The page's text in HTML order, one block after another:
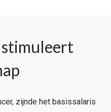
stimuleert
zijnde het basissalaris